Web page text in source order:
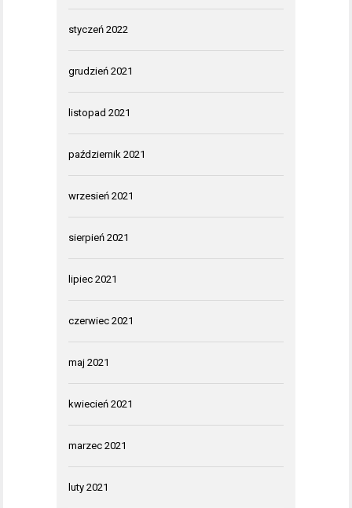
styczeń 2022
grudzień 2021
listopad 2021
październik 2021
wrzesień 2021
sierpień 2021
lipiec 2021
czerwiec 2021
maj 2021
kwiecień 2021
marzec 2021
luty 2021